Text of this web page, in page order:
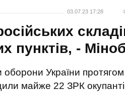
03.07.23 17:28
пунктів, -
оборони України
майже 22 ЗРК